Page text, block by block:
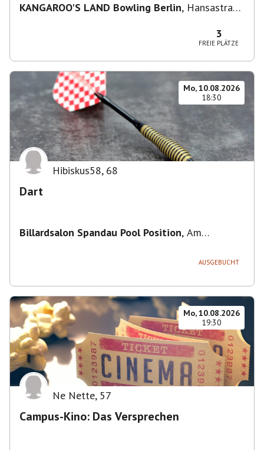
KANGAROO'S LAND Bowling Berlin, Hansastraße
3
FREIE PLÄTZE
Mo, 10.08.2026
18:30
Hibiskus58, 68
Dart
Billardsalon Spandau Pool Position, Am
AUSGEBUCHT
Mo, 10.08.2026
19:30
Ne Nette, 57
Campus-Kino: Das Versprechen